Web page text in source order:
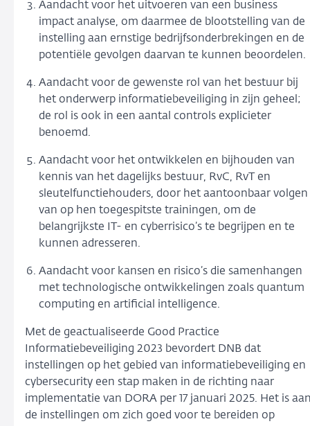
Aandacht voor het uitvoeren van een business
impact analyse, om daarmee de blootstelling van de
instelling aan ernstige bedrijfsonderbrekingen en de
potentiële gevolgen daarvan te kunnen beoordelen.
Aandacht voor de gewenste rol van het bestuur bij
het onderwerp informatiebeveiliging in zijn geheel;
de rol is ook in een aantal controls explicieter
benoemd.
Aandacht voor het ontwikkelen en bijhouden van
kennis van het dagelijks bestuur, RvC, RvT en
sleutelfunctiehouders, door het aantoonbaar volgen
van op hen toegespitste trainingen, om de
belangrijkste IT- en cyberrisico’s te begrijpen en te
kunnen adresseren.
Aandacht voor kansen en risico’s die samenhangen
met technologische ontwikkelingen zoals quantum
computing en artificial intelligence.
Met de geactualiseerde Good Practice
Informatiebeveiliging 2023 bevordert DNB dat
instellingen op het gebied van informatiebeveiliging en
cybersecurity een stap maken in de richting naar
implementatie van DORA per 17 januari 2025. Het is
de instellingen om zich goed voor te bereiden op